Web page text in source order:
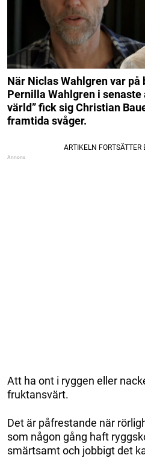
När Niclas Wahlgren var på
Pernilla Wahlgren i
värld” fick sig Christian
framtida svåger.
Att ha ont i ryggen eller
fruktansvärt.
Det är påfrestande när
som någon gång haft
smärtsamt och jobbigt det